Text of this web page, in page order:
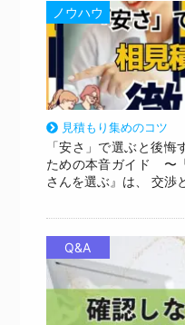
ノウハウ
見積もり集めのコツ
「安さ」で選ぶと後
ための本音ガイド 〜
さんを選ぶ』は、 交渉
Q&A